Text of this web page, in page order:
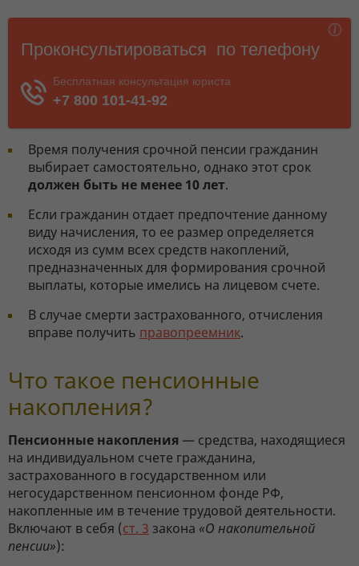
Время получения срочной пенсии гражданин
выбирает самостоятельно, однако этот срок
должен быть не менее 10 лет.
Если гражданин отдает предпочтение данному
виду начисления, то ее размер определяется
исходя из сумм всех средств накоплений,
предназначенных для формирования срочной
выплаты, которые имелись на лицевом счете.
В случае смерти застрахованного, отчисления
вправе получить правопреемник.
Что такое пенсионные
накопления?
Пенсионные накопления — средства, находящиеся
на индивидуальном счете гражданина,
застрахованного в государственном или
негосударственном пенсионном фонде РФ,
накопленные им в течение трудовой деятельности.
Включают в себя (ст. 3 закона «О накопительной
пенсии»):